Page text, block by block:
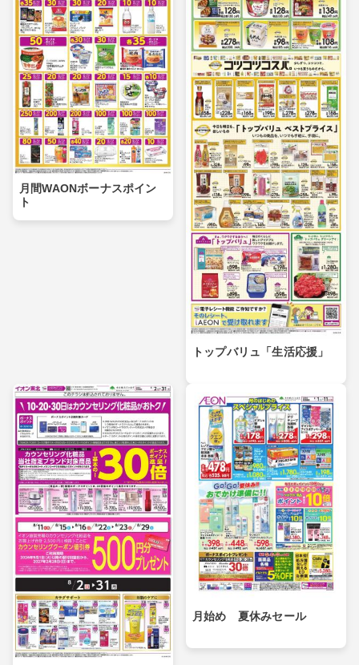
月間WAONボーナスポイン
ト
トップバリュ「生活応援」
月始め 夏休みセール